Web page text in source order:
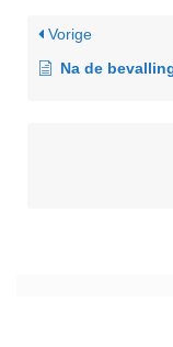
Vorige
Na de